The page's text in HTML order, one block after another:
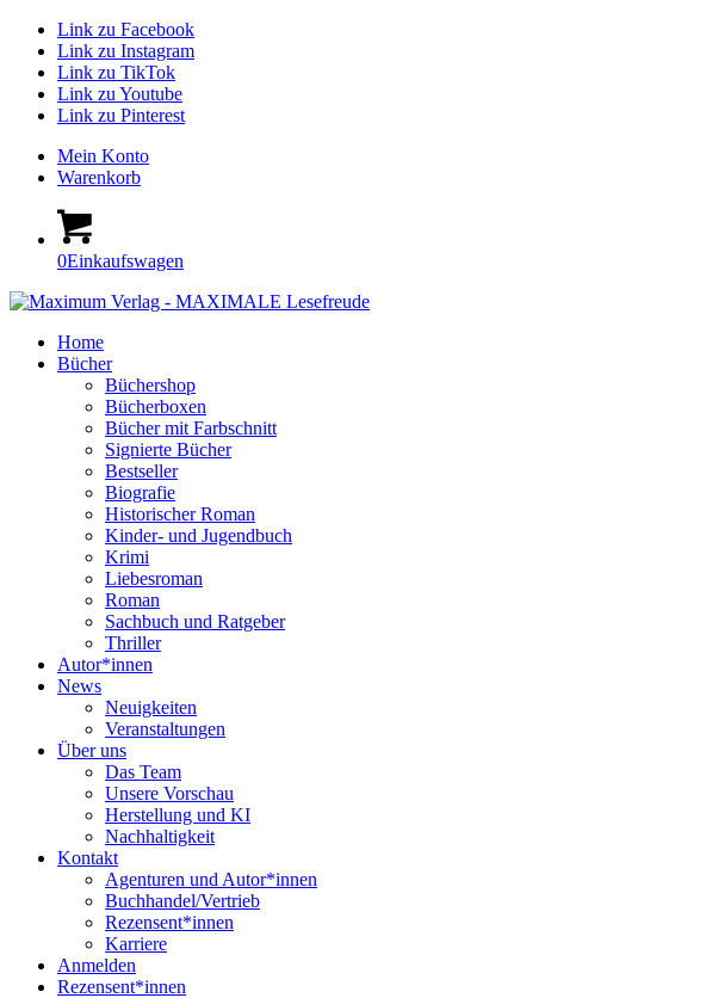
Link zu Facebook
Link zu Instagram
Link zu TikTok
Link zu Youtube
Link zu Pinterest
Mein Konto
Warenkorb
0Einkaufswagen
Home
Bücher
Büchershop
Bücherboxen
Bücher mit Farbschnitt
Signierte Bücher
Bestseller
Biografie
Historischer Roman
Kinder- und Jugendbuch
Krimi
Liebesroman
Roman
Sachbuch und Ratgeber
Thriller
Autor*innen
News
Neuigkeiten
Veranstaltungen
Über uns
Das Team
Unsere Vorschau
Herstellung und KI
Nachhaltigkeit
Kontakt
Agenturen und Autor*innen
Buchhandel/Vertrieb
Rezensent*innen
Karriere
Anmelden
Rezensent*innen